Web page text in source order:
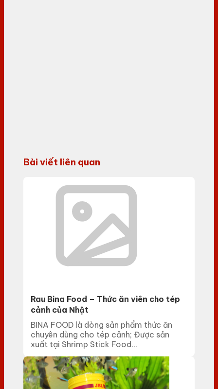
Bài viết liên quan
Rau Bina Food – Thức ăn viên cho tép
cảnh của Nhật
BINA FOOD là dòng sản phẩm thức ăn
chuyên dùng cho tép cảnh; Được sản
xuất tại Shrimp Stick Food...